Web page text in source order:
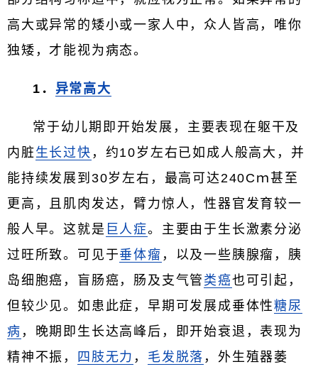
高大或异常的矮小或一家人中，众人皆高，唯你
独矮，才能视为病态。
1． 异常高大
常于幼儿期即开始发展，主要表现在躯干及
内脏生长过快 ，约10岁左右已如成人般高大，并
能持续发展到30岁左右，最高可达240Cｍ甚至
更高，且肌肉发达，臂力惊人，性器官发育较一
般人早。这就是 巨人症。主要由于生长激素分泌
过旺所致。可见于垂体瘤 ，以及一些胰腺瘤，胰
岛细胞癌，盲肠癌，肠及支气管 类癌也可引起，
但较少见。如患此症，早期可发展成垂体性糖尿
病 ，晚期即生长达高峰后，即开始衰退，表现为
精神不振，
四肢无力 ， 毛发脱落 ，外生殖器萎